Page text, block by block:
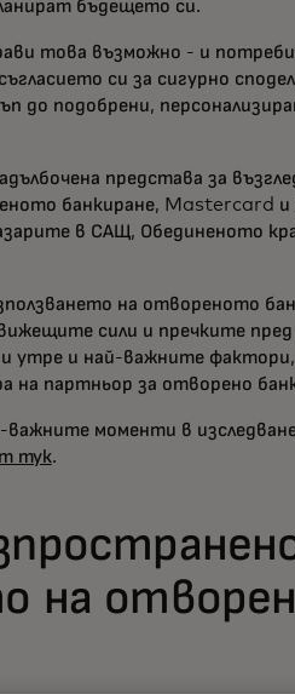
бъдещето си.
това възможно - и
си за сигурно
до подобрени,
представа за
банкиране, Mastercard
в САЩ, Обединеното
на отвореното
сили и пречките
и утре и най-важните
на партньор за отворено
важните моменти в
тук.
на